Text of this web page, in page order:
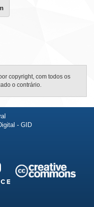
copyright, com todos os
o contrário.
- GID